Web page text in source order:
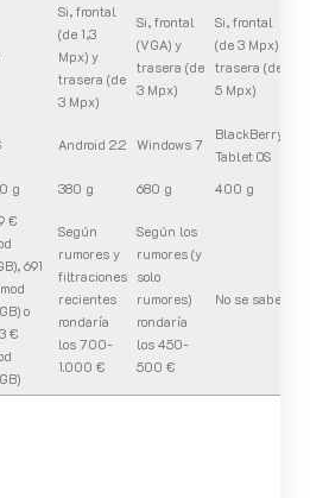
Si, frontal
(de 1,3
Mpx) y
trasera (de
3 Mpx)
Si, frontal
(VGA) y
trasera (de
3 Mpx)
Si, frontal
(de 3 Mpx) y
trasera (de
5 Mpx)
Android 2.2 Windows 7
BlackBerry
Tablet OS
g 380 g 680 g 400 g
€
691
o
€
Según
rumores y
filtraciones
recientes
rondaría
los 700-
1.000 €
Según los
rumores (y
solo
rumores)
rondaría
los 450-
500 €
No se sabe